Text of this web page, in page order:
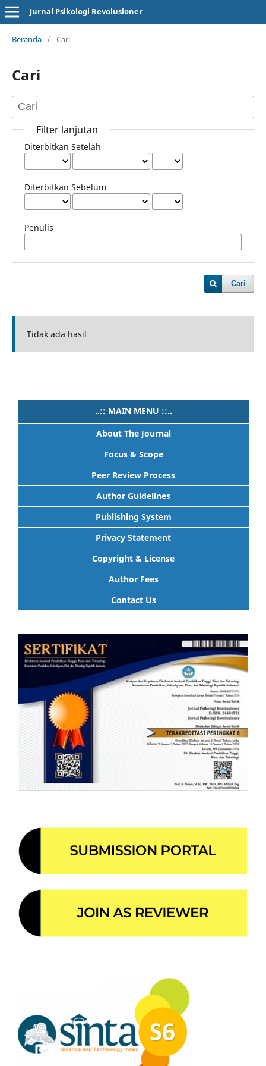
Jurnal Psikologi Revolusioner
Beranda / Cari
Cari
Filter lanjutan
Diterbitkan Setelah
Diterbitkan Sebelum
Penulis
Cari
Tidak ada hasil
..:: MAIN MENU ::..
About The Journal
Focus & Scope
Peer Review Process
Author Guidelines
Publishing System
Privacy Statement
Copyright & License
Author Fees
Contact Us